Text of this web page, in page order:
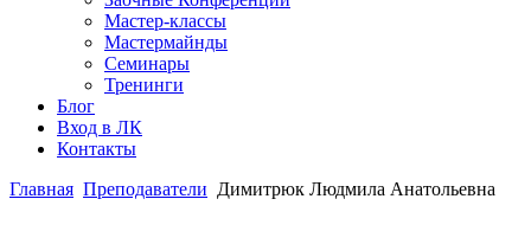
Мастер-классы
Мастермайнды
Семинары
Тренинги
Блог
Вход в ЛК
Контакты
Главная Преподаватели Димитрюк Людмила Анатольевна